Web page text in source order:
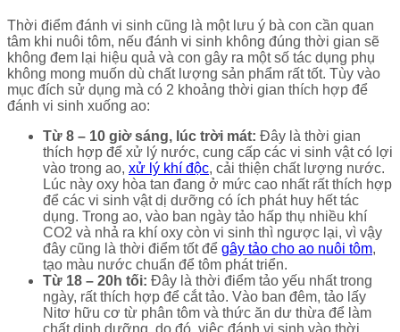
Thời điểm đánh vi sinh cũng là một lưu ý bà con cần quan
tâm khi nuôi tôm, nếu đánh vi sinh không đúng thời gian sẽ
không đem lại hiệu quả và con gây ra một số tác dụng phụ
không mong muốn dù chất lượng sản phẩm rất tốt. Tùy vào
mục đích sử dụng mà có 2 khoảng thời gian thích hợp để
đánh vi sinh xuống ao:
Từ 8 – 10 giờ sáng, lúc trời mát: Đây là thời gian
thích hợp để xử lý nước, cung cấp các vi sinh vật có lợi
vào trong ao, xử lý khí độc, cải thiện chất lượng nước.
Lúc này oxy hòa tan đang ở mức cao nhất rất thích hợp
để các vi sinh vật dị dưỡng có ích phát huy hết tác
dụng. Trong ao, vào ban ngày tảo hấp thụ nhiều khí
CO2 và nhả ra khí oxy còn vi sinh thì ngược lại, vì vậy
đây cũng là thời điểm tốt để gây tảo cho ao nuôi tôm,
tạo màu nước chuẩn để tôm phát triển.
Từ 18 – 20h tối: Đây là thời điểm tảo yếu nhất trong
ngày, rất thích hợp để cắt tảo. Vào ban đêm, tảo lấy
Nitơ hữu cơ từ phân tôm và thức ăn dư thừa để làm
chất dinh dưỡng, do đó, việc đánh vi sinh vào thời